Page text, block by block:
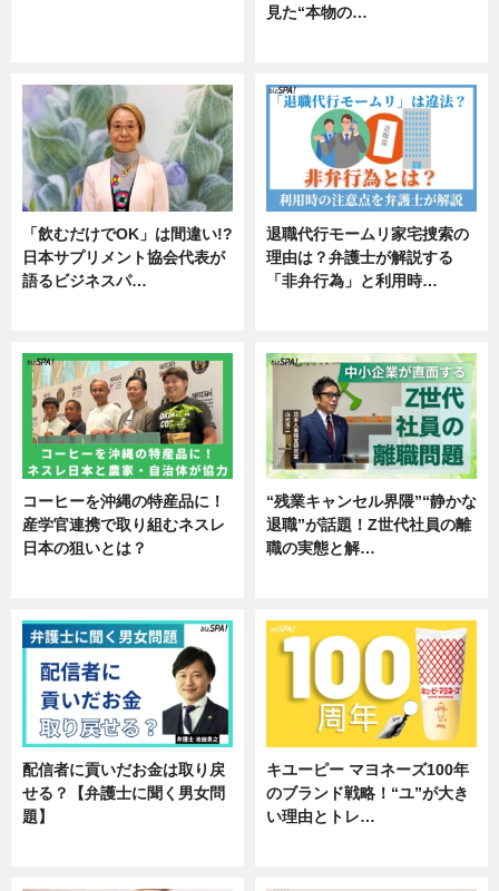
見た“本物の…
「飲むだけでOK」は間違い!?
日本サプリメント協会代表が
語るビジネスパ…
退職代行モームリ家宅捜索の
理由は？弁護士が解説する
「非弁行為」と利用時…
コーヒーを沖縄の特産品に！
産学官連携で取り組むネスレ
日本の狙いとは？
“残業キャンセル界隈”“静かな
退職”が話題！Z世代社員の離
職の実態と解…
配信者に貢いだお金は取り戻
せる？【弁護士に聞く男女問
題】
キユーピー マヨネーズ100年
のブランド戦略！“ユ”が大き
い理由とトレ…